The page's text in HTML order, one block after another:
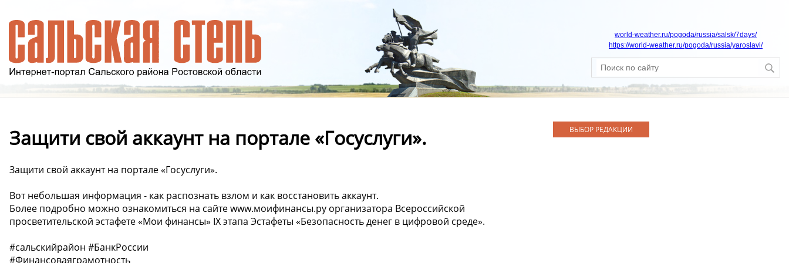
world-weather.ru/pogoda/russia/salsk/7days/
https://world-weather.ru/pogoda/russia/yaroslavl/
Защити свой аккаунт на портале «Госуслуги».
Защити свой аккаунт на портале «Госуслуги».
Вот небольшая информация - как распознать взлом и как восстановить аккаунт.
Более подробно можно ознакомиться на сайте www.моифинансы.ру организатора Всероссийской
просветительской эстафете «Мои финансы» IX этапа Эстафеты «Безопасность денег в цифровой среде».
#сальскийрайон #БанкРоссии
#Финансоваяграмотность
ВЫБОР РЕДАКЦИИ